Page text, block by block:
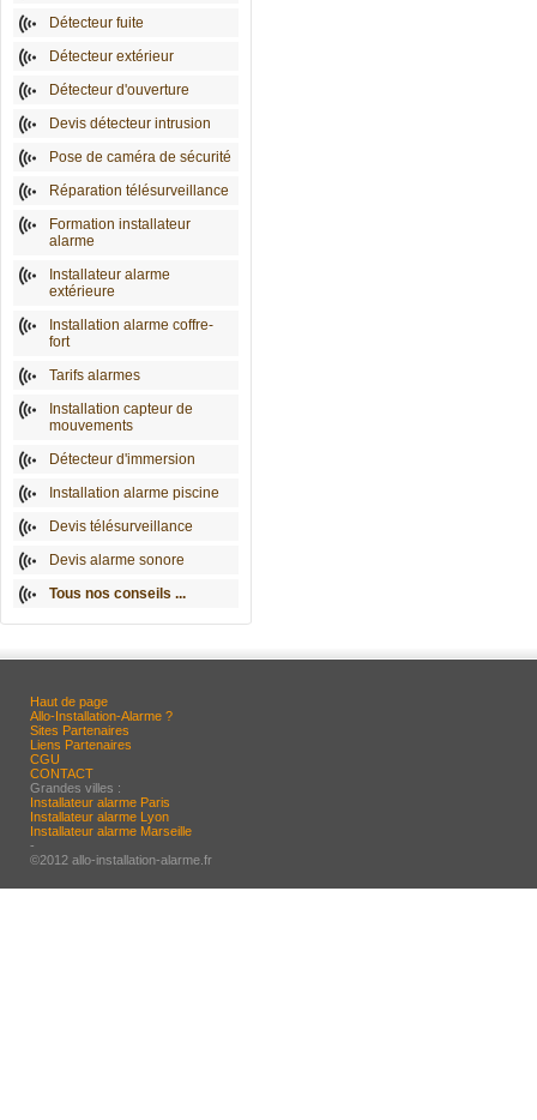
Détecteur fuite
Détecteur extérieur
Détecteur d'ouverture
Devis détecteur intrusion
Pose de caméra de sécurité
Réparation télésurveillance
Formation installateur
alarme
Installateur alarme
extérieure
Installation alarme coffre-
fort
Tarifs alarmes
Installation capteur de
mouvements
Détecteur d'immersion
Installation alarme piscine
Devis télésurveillance
Devis alarme sonore
Tous nos conseils ...
Haut de page
Allo-Installation-Alarme ?
Sites Partenaires
Liens Partenaires
CGU
CONTACT
Grandes villes :
Installateur alarme Paris
Installateur alarme Lyon
Installateur alarme Marseille
-
©2012 allo-installation-alarme.fr